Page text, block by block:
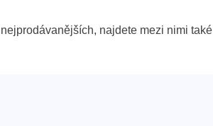
najdete mezi nimi